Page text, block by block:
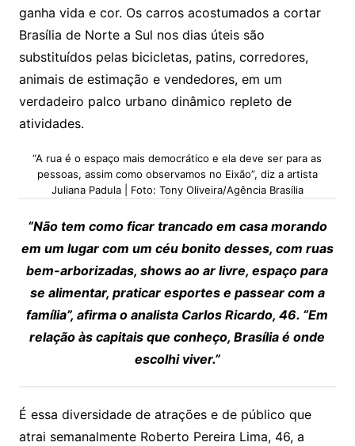
ganha vida e cor. Os carros acostumados a cortar
Brasília de Norte a Sul nos dias úteis são
substituídos pelas bicicletas, patins, corredores,
animais de estimação e vendedores, em um
verdadeiro palco urbano dinâmico repleto de
atividades.
“A rua é o espaço mais democrático e ela deve ser para as
pessoas, assim como observamos no Eixão”, diz a artista
Juliana Padula | Foto: Tony Oliveira/Agência Brasília
“Não tem como ficar trancado em casa morando
em um lugar com um céu bonito desses, com ruas
bem-arborizadas, shows ao ar livre, espaço para
se alimentar, praticar esportes e passear com a
família”, afirma o analista Carlos Ricardo, 46. “Em
relação às capitais que conheço, Brasília é onde
escolhi viver.”
É essa diversidade de atrações e de público que
atrai semanalmente Roberto Pereira Lima, 46, a